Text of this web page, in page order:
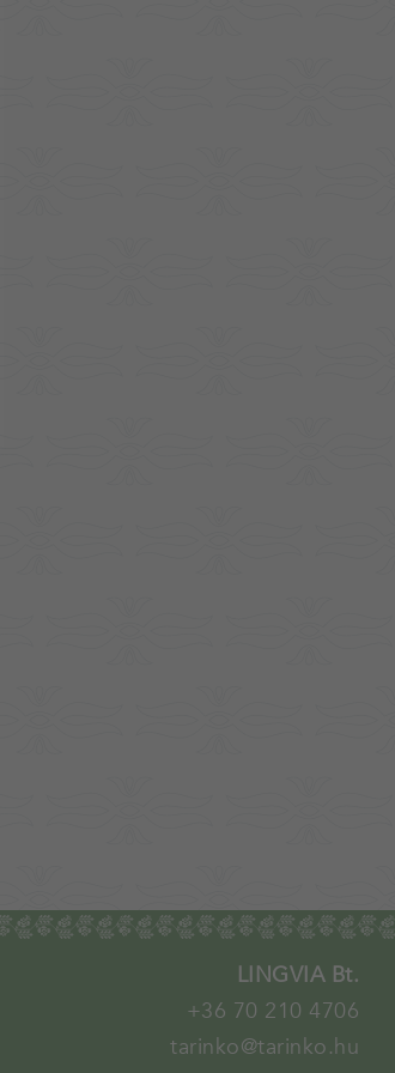
LINGVIA Bt.
+36 70 210 4706
tarinko@tarinko.hu